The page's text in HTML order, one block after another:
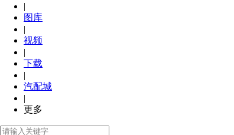
|
图库
|
视频
|
下载
|
汽配城
|
更多